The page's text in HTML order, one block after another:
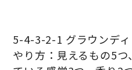
5-4-3-2-1 グラウンデ
やり方：見えるもの5